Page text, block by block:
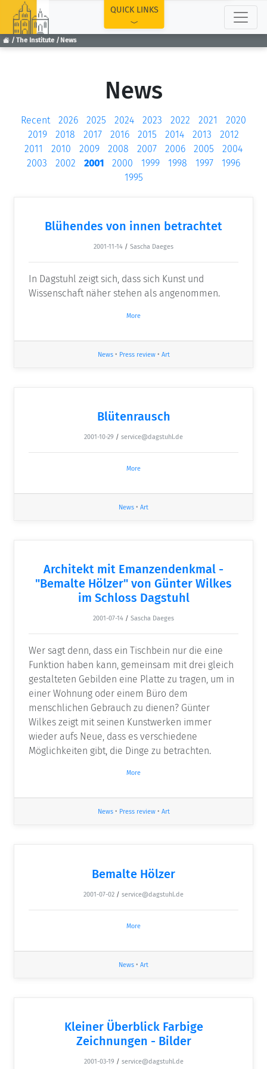
The Institute News
QUICK LINKS
News
Recent 2026 2025 2024 2023 2022 2021
2020
2019
2018 2017 2016 2015 2014 2013
2012
2011
2010 2009 2008 2007 2006 2005
2004
2003
2002 2001 2000 1999 1998 1997
1996
1995
Blühendes von innen betrachtet
2001-11-14 / Sascha Daeges
In Dagstuhl zeigt sich, dass sich Kunst und
Wissenschaft näher stehen als angenommen.
More
News• Press review• Art
Blütenrausch
2001-10-29 / service@dagstuhl.de
More
News • Art
Architekt mit Emanzendenkmal -
"Bemalte Hölzer" von Günter Wilkes
im Schloss Dagstuhl
2001-07-14 / Sascha Daeges
Wer sagt denn, dass ein Tischbein nur die eine
Funktion haben kann, gemeinsam mit drei gleich
gestalteten Gebilden eine Platte zu tragen, um in
einer Wohnung oder einem Büro dem
menschlichen Gebrauch zu dienen? Günter
Wilkes zeigt mit seinen Kunstwerken immer
wieder aufs Neue, dass es verschiedene
Möglichkeiten gibt, die Dinge zu betrachten.
More
News• Press review• Art
Bemalte Hölzer
2001-07-02 / service@dagstuhl.de
More
News • Art
Kleiner Überblick Farbige
Zeichnungen - Bilder
2001-03-19 / service@dagstuhl.de